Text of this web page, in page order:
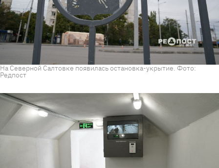
На Северной Салтовке появилась остановка-укрытие. Фото:
Редпост